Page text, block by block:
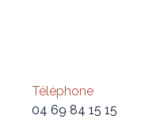
Téléphone
04 69 84 15 15